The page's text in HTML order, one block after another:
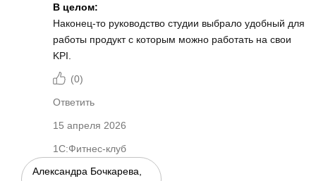
В целом:
Наконец-то руководство студии выбрало удобный для
работы продукт с которым можно работать на свои
KPI.
(0)
Ответить
15 апреля 2026
1С:Фитнес-клуб